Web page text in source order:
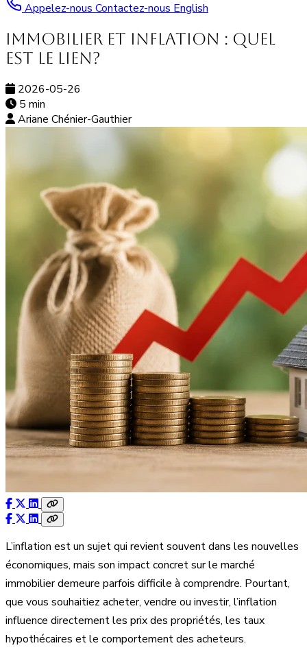
Appelez-nous Contactez-nous English
Immobilier et inflation : quel
est le lien?
2026-05-26
5 min
Ariane Chénier-Gauthier
L’inflation est un sujet qui revient souvent dans les nouvelles
économiques, mais son impact concret sur le marché
immobilier demeure parfois difficile à comprendre. Pourtant,
que vous souhaitiez acheter, vendre ou investir, l’inflation
influence directement les prix des propriétés, les taux
hypothécaires et le comportement des acheteurs.